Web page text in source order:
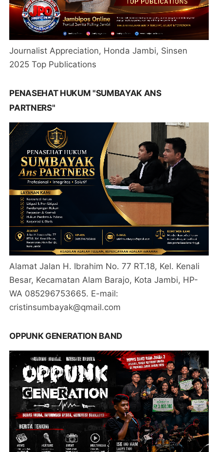
Journalist Appreciation, Honda Jambi, Sinsen
2025 Top Publications
PENASEHAT HUKUM "SUMBAYAK ANS
PARTNERS"
Alamat Jalan H. Ibrahim No. 77 RT.18, Kel. Kenali
Besar, Kecamatan Alam Barajo, Kota Jambi, HP-
WA 085296753665. E-mail:
cristinsumbayak@qmail.com
OPPUNK GENERATION BAND